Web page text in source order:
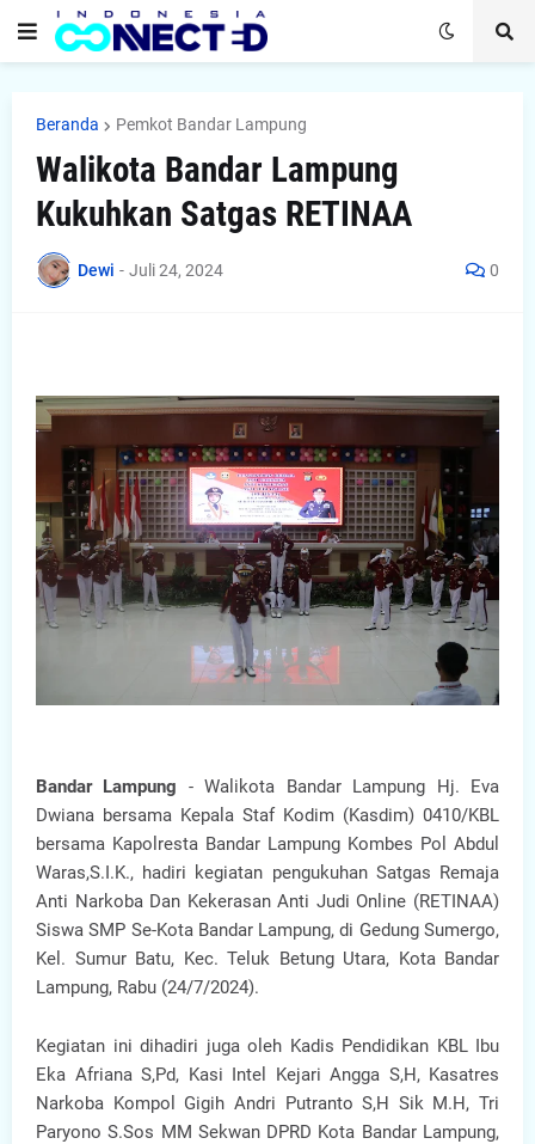
Beranda Pemkot Bandar Lampung
Walikota Bandar Lampung
Kukuhkan Satgas RETINAA
Dewi - Juli 24, 2024 0
Bandar Lampung - Walikota Bandar Lampung Hj. Eva
Dwiana bersama Kepala Staf Kodim (Kasdim) 0410/KBL
bersama Kapolresta Bandar Lampung Kombes Pol Abdul
Waras,S.I.K., hadiri kegiatan pengukuhan Satgas Remaja
Anti Narkoba Dan Kekerasan Anti Judi Online (RETINAA)
Siswa SMP Se-Kota Bandar Lampung, di Gedung Sumergo,
Kel. Sumur Batu, Kec. Teluk Betung Utara, Kota Bandar
Lampung, Rabu (24/7/2024).
Kegiatan ini dihadiri juga oleh Kadis Pendidikan KBL Ibu
Eka Afriana S,Pd, Kasi Intel Kejari Angga S,H, Kasatres
Narkoba Kompol Gigih Andri Putranto S,H Sik M.H, Tri
Paryono S.Sos MM Sekwan DPRD Kota Bandar Lampung,